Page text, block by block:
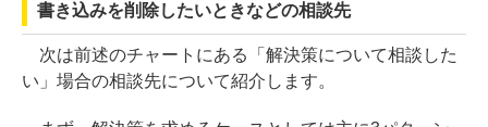
書き込みを削除したいときなどの相談先
次は前述のチャートにある「解決策について相談した
い」場合の相談先について紹介します。